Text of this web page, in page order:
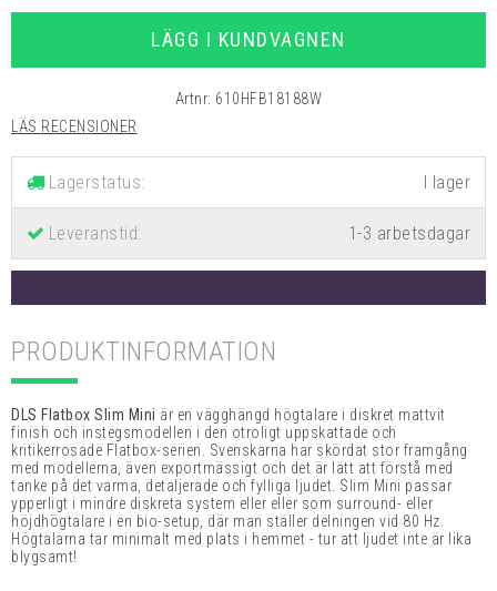
LÄGG I KUNDVAGNEN
Artnr: 610HFB18188W
LÄS RECENSIONER
Lagerstatus:
Leveranstid: 1-3 arbetsdagar
PRODUKTINFORMATION
DLS Flatbox Slim Mini är en vägghängd högtalare i diskret mattvit
finish och instegsmodellen i den otroligt uppskattade och
kritikerrosade Flatbox-serien. Svenskarna har skördat stor framgång
med modellerna, även exportmässigt och det är lätt att förstå med
tanke på det varma, detaljerade och fylliga ljudet. Slim Mini passar
ypperligt i mindre diskreta system eller eller som surround- eller
höjdhögtalare i en bio-setup, där man ställer delningen vid 80 Hz.
Högtalarna tar minimalt med plats i hemmet - tur att ljudet inte är lika
blygsamt!